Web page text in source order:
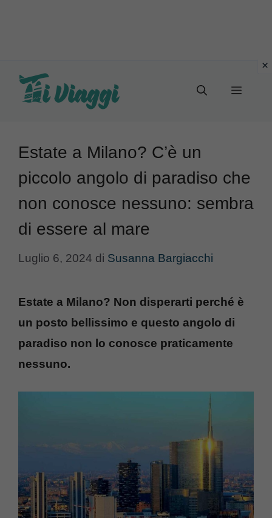
Menu
Estate a Milano? C’è un
piccolo angolo di paradiso che
non conosce nessuno: sembra
di essere al mare
Luglio 6, 2024 di Susanna Bargiacchi
Estate a Milano? Non disperarti perché è
un posto bellissimo e questo angolo di
paradiso non lo conosce praticamente
nessuno.